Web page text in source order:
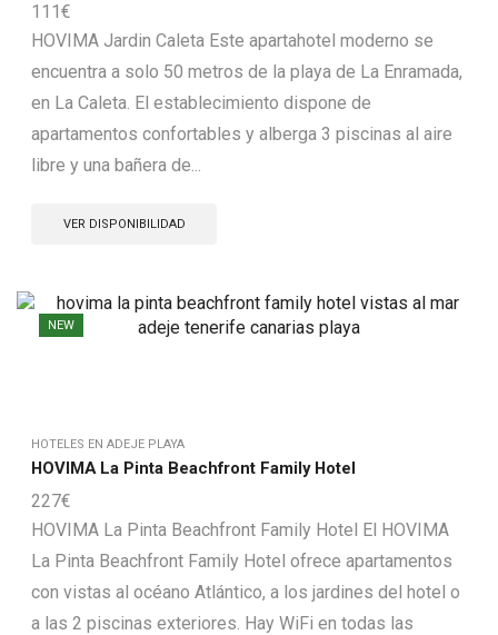
111 €
HOVIMA Jardin Caleta Este apartahotel moderno se
encuentra a solo 50 metros de la playa de La Enramada,
en La Caleta. El establecimiento dispone de
apartamentos confortables y alberga 3 piscinas al aire
libre y una bañera de...
VER DISPONIBILIDAD
NEW
HOTELES EN ADEJE PLAYA
HOVIMA La Pinta Beachfront Family Hotel
227€
HOVIMA La Pinta Beachfront Family Hotel El HOVIMA
La Pinta Beachfront Family Hotel ofrece apartamentos
con vistas al océano Atlántico, a los jardines del hotel o
a las 2 piscinas exteriores. Hay WiFi en todas las